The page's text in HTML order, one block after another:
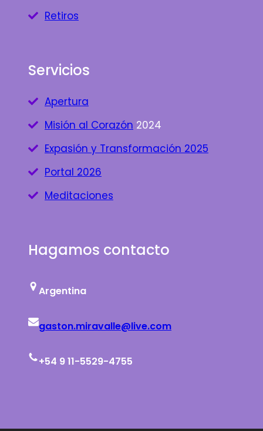
Retiros
Servicios
Apertura
Misión al Corazón 2024
Expasión y Transformación 2025
Portal 2026
Meditaciones
Hagamos contacto
Argentina
gaston.miravalle@live.com
+54 9 11-5529-4755